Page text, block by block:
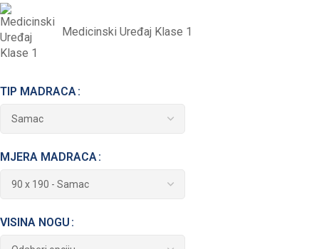
Medicinski Uređaj Klase 1
TIP MADRACA
MJERA MADRACA
VISINA NOGU